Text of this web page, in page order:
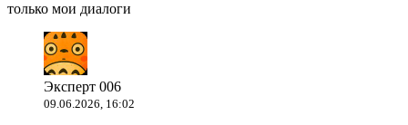
только мои диалоги
Эксперт 006
09.06.2026, 16:02